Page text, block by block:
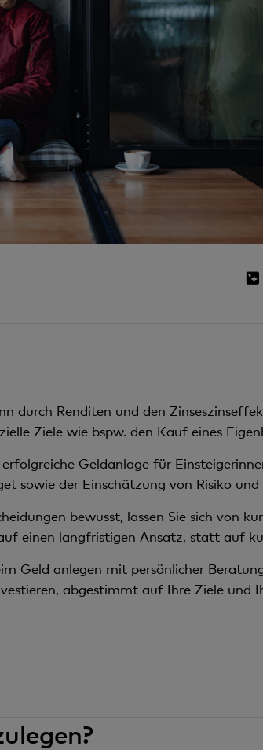
durch Renditen und den
Ziele wie bspw. den Kauf eines
erfolgreiche Geldanlage für
sowie der Einschätzung von Risiko
bewusst, lassen Sie sich von
einen langfristigen Ansatz, statt auf
Geld anlegen mit persönlicher
abgestimmt auf Ihre Ziele und